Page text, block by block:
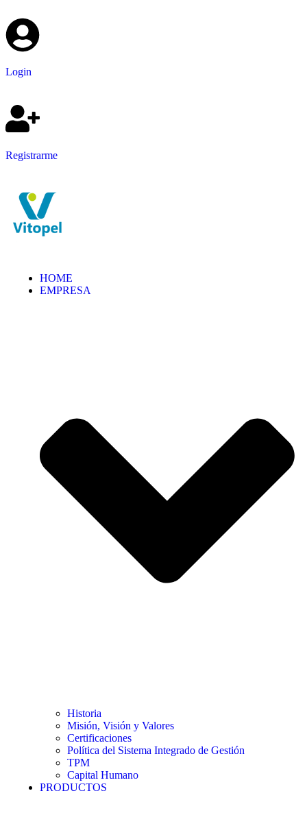
Login
Registrarme
HOME
EMPRESA
Historia
Misión, Visión y Valores
Certificaciones
Política del Sistema Integrado de Gestión
TPM
Capital Humano
PRODUCTOS